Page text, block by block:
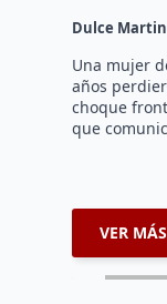
Dulce
Una mujer
años
choque
que
VER MÁS